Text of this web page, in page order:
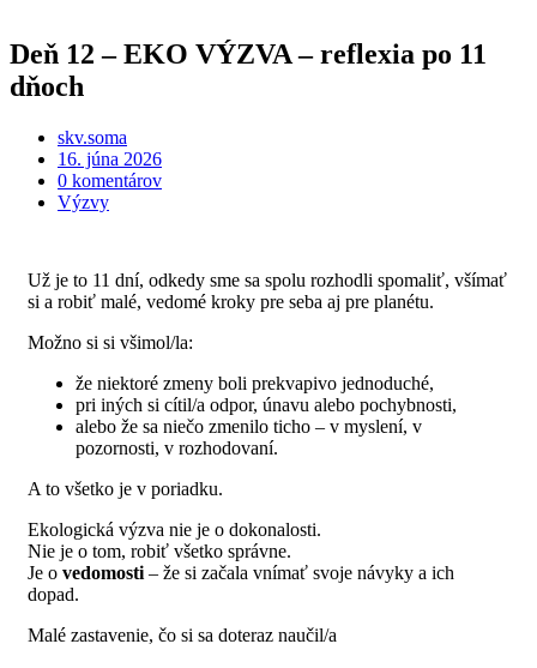
Deň 12 – EKO VÝZVA – reflexia po 11
dňoch
skv.soma
16. júna 2026
0 komentárov
Výzvy
Už je to 11 dní, odkedy sme sa spolu rozhodli spomaliť, všímať
si a robiť malé, vedomé kroky pre seba aj pre planétu.
Možno si si všimol/la:
že niektoré zmeny boli prekvapivo jednoduché,
pri iných si cítil/a odpor, únavu alebo pochybnosti,
alebo že sa niečo zmenilo ticho – v myslení, v
pozornosti, v rozhodovaní.
A to všetko je v poriadku.
Ekologická výzva nie je o dokonalosti.
Nie je o tom, robiť všetko správne.
Je o vedomosti – že si začala vnímať svoje návyky a ich
dopad.
Malé zastavenie, čo si sa doteraz naučil/a